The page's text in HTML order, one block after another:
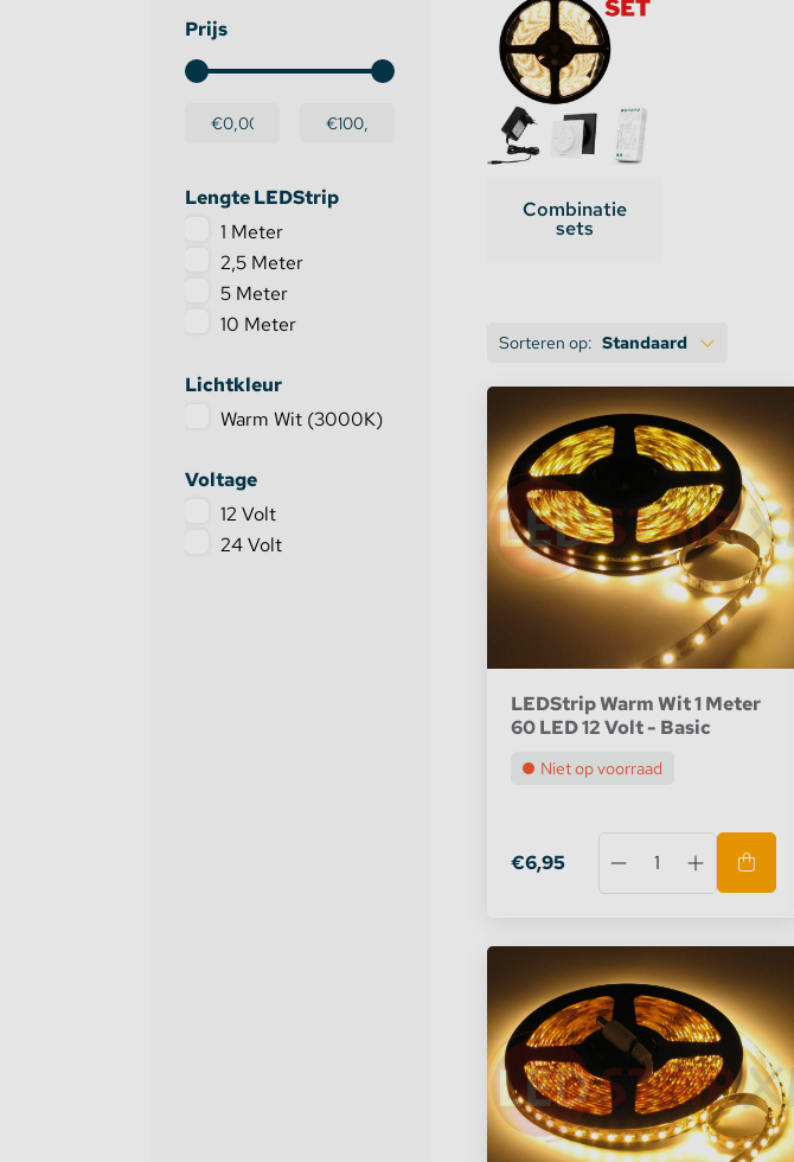
LEDStrip koud wit (6000-6500K)
LEDStrip Dual White (Wit+Warm Wit)
LED Strip Rood
LED strip Blauw
LED strip Geel
LED strip Oranje
LED strip Roze
LED strip Paars
Dimmers en schakelaars
LED strip versterker
1-10V Accessoires
DMX Accessoires
DIN Rail Controllers
Indirecte verlichting
Accessoires Topmet
Prijs
Lengte LEDStrip
1 Meter
2,5 Meter
5 Meter
10 Meter
Lichtkleur
Warm Wit (3000K)
Voltage
12 Volt
24 Volt
Combinatie
sets
Sorteren op: Standaard
LEDStrip Warm Wit 1 Meter
60 LED 12 Volt - Basic
Niet op voorraad
€6,95